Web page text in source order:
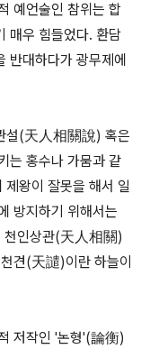
예언술인 참위는 합
매우 힘들었다. 환담
대하다가 광무제에
설(天人相關說) 혹은
는 홍수나 가뭄과 같
왕이 잘못을 해서 일
방지하기 위해서는
천인상관(天人相關)
견(天譴)이란 하늘이
저작인 '논형'(論衡)